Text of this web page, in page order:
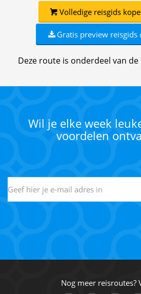
Volledige reisgids
Gratis preview reisgids
Deze route is onderdeel van
Wil je elke week
voordelen
Nog meer reisroutes?